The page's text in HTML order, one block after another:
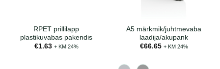
RPET prillilapp
plastikuvabas pakendis
€1.63 + KM 24%
A5 märkmik/juhtmevaba
laadija/akupank
€66.65 + KM 24%